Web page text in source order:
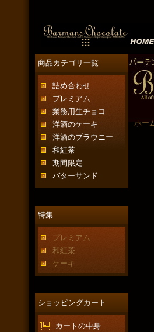
商品カテゴリ一覧
詰め合わせ
プレミアム
業務用生チョコ
洋酒のケーキ
洋酒のブラウニー
和紅茶
期間限定
バターサンド
特集
プレミアム
和紅茶
ケーキ
ショッピングカート
カートの中身
ホー
現在
一部
商品
バレ
お
本件
法的
当店
今後
精進
何